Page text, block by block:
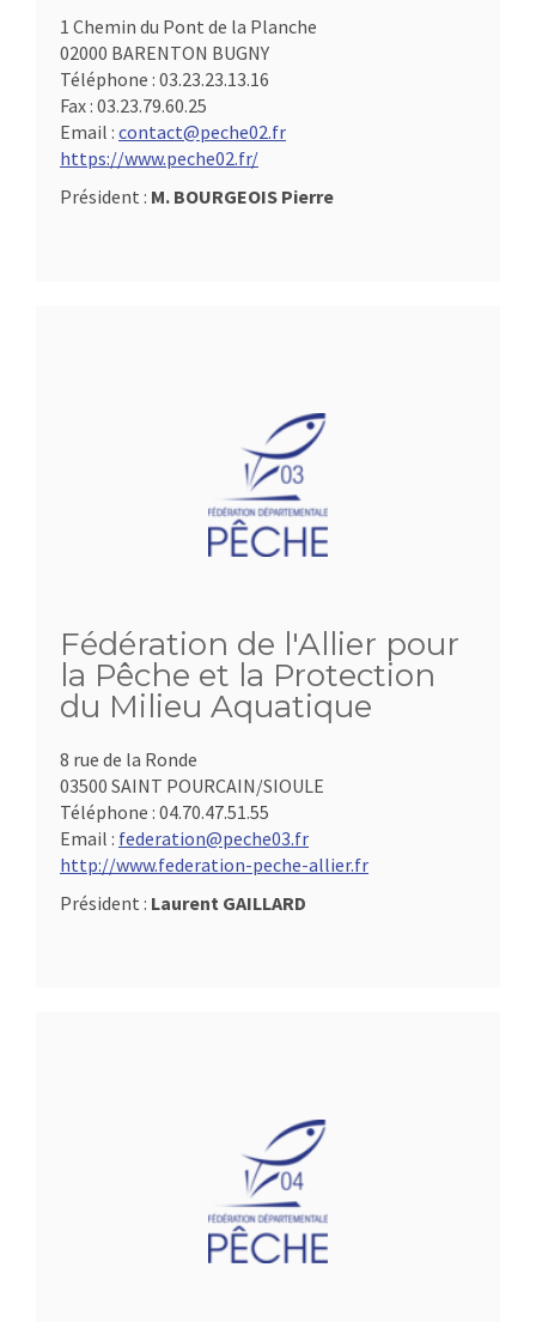
1 Chemin du Pont de la Planche
02000 BARENTON BUGNY
Téléphone : 03.23.23.13.16
Fax : 03.23.79.60.25
Email : contact@peche02.fr
https://www.peche02.fr/
Président : M. BOURGEOIS Pierre
Fédération de l'Allier pour
la Pêche et la Protection
du Milieu Aquatique
8 rue de la Ronde
03500 SAINT POURCAIN/SIOULE
Téléphone : 04.70.47.51.55
Email : federation@peche03.fr
http://www.federation-peche-allier.fr
Président : Laurent GAILLARD